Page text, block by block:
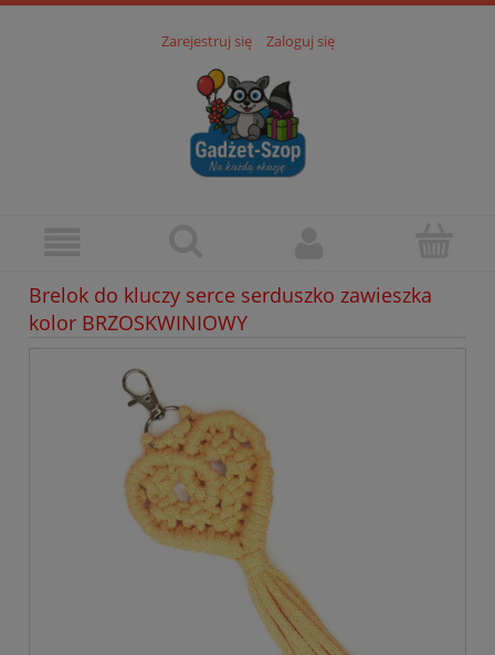
Zarejestruj się Zaloguj się
Brelok do kluczy serce serduszko zawieszka
kolor BRZOSKWINIOWY